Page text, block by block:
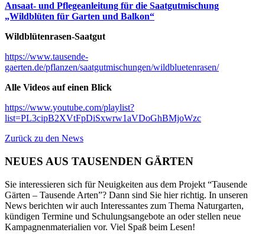
Ansaat- und Pflegeanleitung für die Saatgutmischung
„Wildblüten für Garten und Balkon“
Wildblütenrasen-Saatgut
https://www.tausende-
gaerten.de/pflanzen/saatgutmischungen/wildbluetenrasen/
Alle Videos auf einen Blick
https://www.youtube.com/playlist?
list=PL3cipB2XVtFpDiSxwrw1aVDoGhBMjoWzc
Zurück zu den News
NEUES AUS TAUSENDEN GÄRTEN
Sie interessieren sich für Neuigkeiten aus dem Projekt “Tausende
Gärten – Tausende Arten”? Dann sind Sie hier richtig. In unseren
News berichten wir auch Interessantes zum Thema Naturgarten,
kündigen Termine und Schulungsangebote an oder stellen neue
Kampagnenmaterialien vor. Viel Spaß beim Lesen!